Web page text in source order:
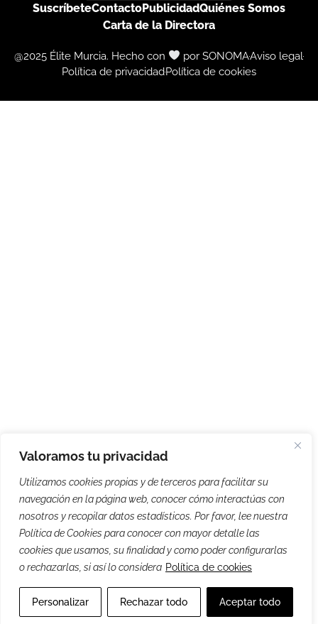
Valoramos tu privacidad
Utilizamos cookies propias y de terceros para facilitar su
navegación en la página web, conocer cómo interactúas con
nosotros y recopilar datos estadísticos. Por favor, lee nuestra
Política de Cookies para conocer con mayor detalle las
cookies que usamos, su finalidad y como poder configurarlas
o rechazarlas, si así lo considera Política de cookies
Personalizar Rechazar todo Aceptar todo
SuscríbeteContactoPublicidadQuiénes Somos
Carta de la Directora
@2025 Élite Murcia. Hecho con por SONOMAAviso legal
Política de privacidadPolítica de cookies